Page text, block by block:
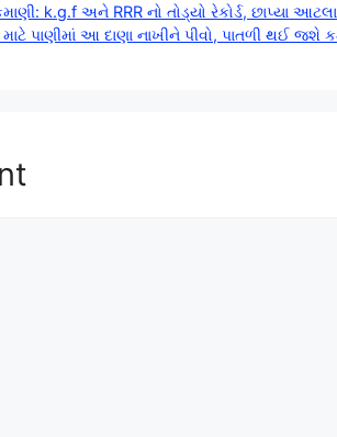
k.g.f અને RRR નો તોડ્યો રેકોર્ડ, છાપ્યા
પાણીમાં આ દાણા નાખીને પીવો, પાતળી થઈ જશે